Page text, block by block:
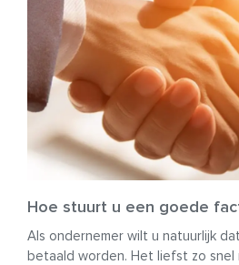
Hoe stuurt u een goede
Als ondernemer wilt u natuurlijk
betaald worden. Het liefst zo snel